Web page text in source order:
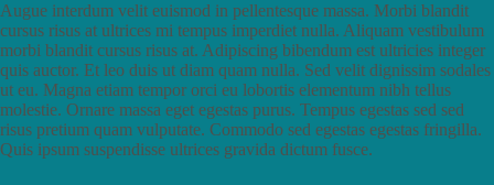
Augue interdum velit euismod in pellentesque massa. Morbi blandit
cursus risus at ultrices mi tempus imperdiet nulla. Aliquam vestibulum
morbi blandit cursus risus at. Adipiscing bibendum est ultricies integer
quis auctor. Et leo duis ut diam quam nulla. Sed velit dignissim sodales
ut eu. Magna etiam tempor orci eu lobortis elementum nibh tellus
molestie. Ornare massa eget egestas purus. Tempus egestas sed sed
risus pretium quam vulputate. Commodo sed egestas egestas fringilla.
Quis ipsum suspendisse ultrices gravida dictum fusce.